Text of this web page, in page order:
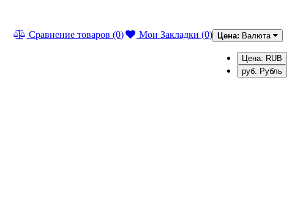
Цена: Валюта
Цена: RUB
руб. Рубль
Мои Закладки (0)
Сравнение товаров (0)